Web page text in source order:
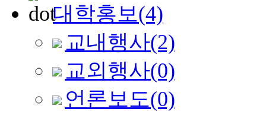
대학홍보(4)
교내행사(2)
교외행사(0)
언론보도(0)